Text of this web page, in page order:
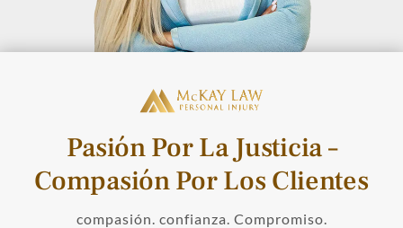
Pasión Por La Justicia –
Compasión Por Los Clientes
compasión. confianza. Compromiso.